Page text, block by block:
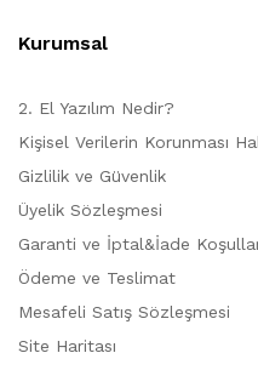
Kurumsal
2. El Yazılım Nedir?
Kişisel Verilerin Korunması
Gizlilik ve Güvenlik
Üyelik Sözleşmesi
Garanti ve İptal&İade
Ödeme ve Teslimat
Mesafeli Satış Sözleşmesi
Site Haritası